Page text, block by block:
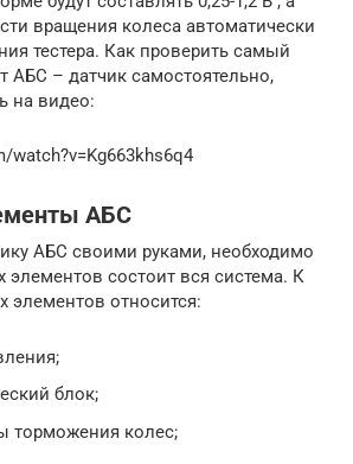
вращения колеса автоматически
тестера. Как проверить самый
АБС – датчик самостоятельно,
на видео:
watch?v=Kg663khs6q4
АБС
АБС своими руками, необходимо
элементов состоит вся система. К
элементов относится:
блок;
торможения колес;